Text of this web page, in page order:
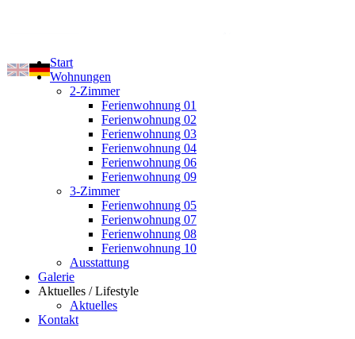
Start
Wohnungen
2-Zimmer
Ferienwohnung 01
Ferienwohnung 02
Ferienwohnung 03
Ferienwohnung 04
Ferienwohnung 06
Ferienwohnung 09
3-Zimmer
Ferienwohnung 05
Ferienwohnung 07
Ferienwohnung 08
Ferienwohnung 10
Ausstattung
Galerie
Aktuelles / Lifestyle
Aktuelles
Kontakt